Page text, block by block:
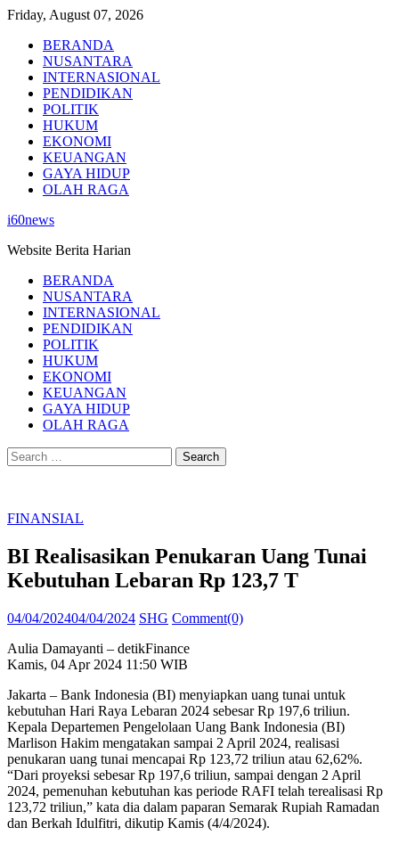
Skip
content
Friday, August 07, 2026
BERANDA
NUSANTARA
INTERNASIONAL
PENDIDIKAN
POLITIK
HUKUM
EKONOMI
KEUANGAN
GAYA HIDUP
OLAH RAGA
i60news
Website Berita Harian
BERANDA
NUSANTARA
INTERNASIONAL
PENDIDIKAN
POLITIK
HUKUM
EKONOMI
KEUANGAN
GAYA HIDUP
OLAH RAGA
Search
for:
FINANSIAL
BI Realisasikan Penukaran Uang Tunai
Kebutuhan Lebaran Rp 123,7 T
Posted
04/04/202404/04/2024 Author
SHG Comment(0)
Aulia Damayanti – detikFinance
Kamis, 04 Apr 2024 11:50 WIB
Jakarta – Bank Indonesia (BI) menyiapkan uang tunai untuk
kebutuhan Hari Raya Lebaran 2024 sebesar Rp 197,6 triliun.
Kepala Departemen Pengelolaan Uang Bank Indonesia (BI)
Marlison Hakim mengatakan sampai 2 April 2024, realisasi
penukaran uang tunai mencapai Rp 123,72 triliun atau 62,62%.
“Dari proyeksi sebesar Rp 197,6 triliun, sampai dengan 2 April
2024, pemenuhan kebutuhan kas periode RAFI telah terealisasi Rp
123,72 triliun,” kata dia dalam paparan Semarak Rupiah Ramadan
dan Berkah Idulfitri, dikutip Kamis (4/4/2024).